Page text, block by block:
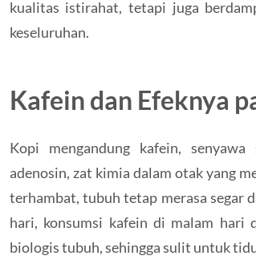
kualitas istirahat, tetapi juga
keseluruhan.
Kafein dan Efeknya
Kopi mengandung kafein,
adenosin, zat kimia dalam otak yang
terhambat, tubuh tetap merasa segar
hari, konsumsi kafein di malam hari
biologis tubuh, sehingga sulit untuk